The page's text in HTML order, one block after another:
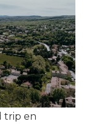
trip en